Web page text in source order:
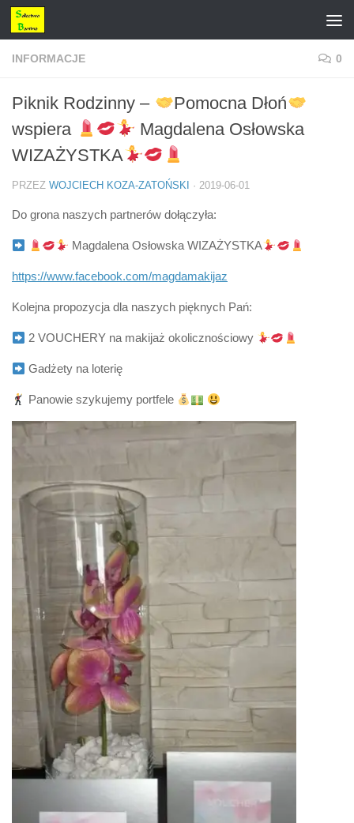
Przejdź do treści
INFORMACJE 0
Piknik Rodzinny –
Pomocna Dłoń
wspiera
Magdalena Osłowska
WIZAŻYSTKA
PRZEZ WOJCIECH KOZA-ZATOŃSKI · 2019-06-01
Do grona naszych partnerów dołączyła:
Magdalena Osłowska WIZAŻYSTKA
https://www.facebook.com/magdamakijaz
Kolejna propozycja dla naszych pięknych Pań:
2 VOUCHERY na makijaż okolicznościowy
Gadżety na loterię
Panowie szykujemy portfele